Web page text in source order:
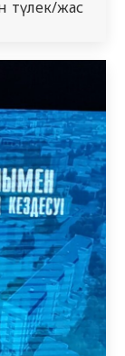
түлек/жас